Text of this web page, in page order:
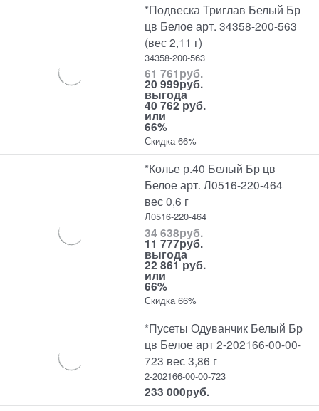
*Подвеска Триглав Белый Бр
цв Белое арт. 34358-200-563
(вес 2,11 г)
34358-200-563
61 761руб.
20 999руб.
выгода
40 762 руб.
или
66%
Скидка 66%
*Колье р.40 Белый Бр цв
Белое арт. Л0516-220-464
вес 0,6 г
Л0516-220-464
34 638руб.
11 777руб.
выгода
22 861 руб.
или
66%
Скидка 66%
*Пусеты Одуванчик Белый Бр
цв Белое арт 2-202166-00-00-
723 вес 3,86 г
2-202166-00-00-723
233 000руб.